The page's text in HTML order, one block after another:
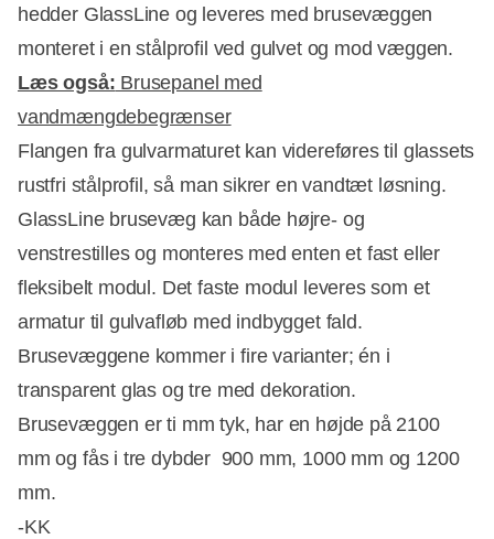
hedder GlassLine og leveres med brusevæggen
monteret i en stålprofil ved gulvet og mod væggen.
Læs også: Brusepanel med
vandmængdebegrænser
Flangen fra gulvarmaturet kan videreføres til glassets
rustfri stålprofil, så man sikrer en vandtæt løsning.
GlassLine brusevæg kan både højre- og
venstrestilles og monteres med enten et fast eller
fleksibelt modul. Det faste modul leveres som et
armatur til gulvafløb med indbygget fald.
Brusevæggene kommer i fire varianter; én i
transparent glas og tre med dekoration.
Brusevæggen er ti mm tyk, har en højde på 2100
mm og fås i tre dybder  900 mm, 1000 mm og 1200
mm.
-KK